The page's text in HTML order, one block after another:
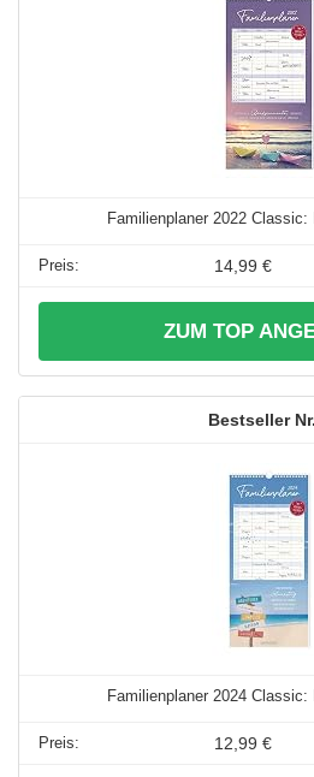
Familienplaner 2022
14,99 €
ZUM TOP
Familienplaner 2024
12,99 €